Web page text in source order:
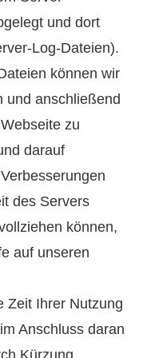
und dort
Log-Dateien).
können wir
und anschließend
zu
darauf
des Servers
können,
auf unseren
Zeit Ihrer Nutzung
Anschluss daran
Kürzung